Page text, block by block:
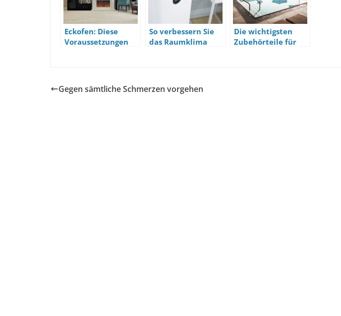
Eckofen: Diese
Voraussetzungen
So verbessern Sie
das Raumklima
Die wichtigsten
Zubehörteile für
Gegen sämtliche Schmerzen vorgehen